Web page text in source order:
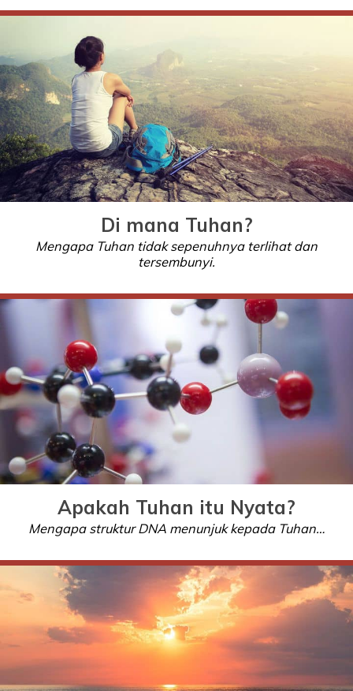
Di mana Tuhan?
Mengapa Tuhan tidak sepenuhnya terlihat dan
tersembunyi.
Apakah Tuhan itu Nyata?
Mengapa struktur DNA menunjuk kepada Tuhan…